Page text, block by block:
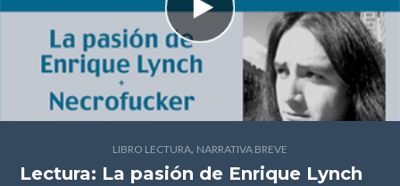
LIBRO LECTURA, NARRATIVA BREVE
Lectura: La pasión de Enrique Lynch